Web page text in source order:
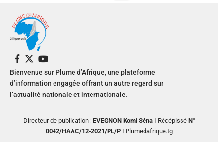
Bienvenue sur Plume d’Afrique, une plateforme
d’information engagée offrant un autre regard sur
l’actualité nationale et internationale.
Directeur de publication : EVEGNON Komi SénaI RécépisséN°
0042/HAAC/12-2021/PL/PI Plumedafrique.tg